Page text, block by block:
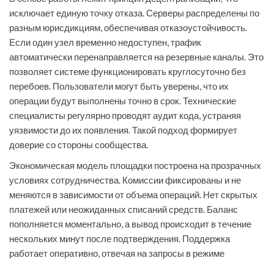
исключает единую точку отказа. Серверы распределены по
разным юрисдикциям, обеспечивая отказоустойчивость.
Если один узел временно недоступен, трафик
автоматически перенаправляется на резервные каналы. Это
позволяет системе функционировать круглосуточно без
перебоев. Пользователи могут быть уверены, что их
операции будут выполнены точно в срок. Технические
специалисты регулярно проводят аудит кода, устраняя
уязвимости до их появления. Такой подход формирует
доверие со стороны сообщества.
Экономическая модель площадки построена на прозрачных
условиях сотрудничества. Комиссии фиксированы и не
меняются в зависимости от объема операций. Нет скрытых
платежей или неожиданных списаний средств. Баланс
пополняется моментально, а вывод происходит в течение
нескольких минут после подтверждения. Поддержка
работает оперативно, отвечая на запросы в режиме